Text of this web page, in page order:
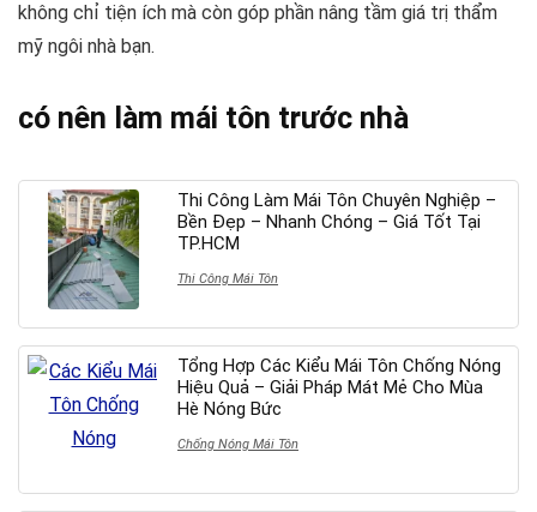
không chỉ tiện ích mà còn góp phần nâng tầm giá trị thẩm
mỹ ngôi nhà bạn.
có nên làm mái tôn trước nhà
Thi Công Làm Mái Tôn Chuyên Nghiệp –
Bền Đẹp – Nhanh Chóng – Giá Tốt Tại
TP.HCM
Thi Công Mái Tôn
Tổng Hợp Các Kiểu Mái Tôn Chống Nóng
Hiệu Quả – Giải Pháp Mát Mẻ Cho Mùa
Hè Nóng Bức
Chống Nóng Mái Tôn